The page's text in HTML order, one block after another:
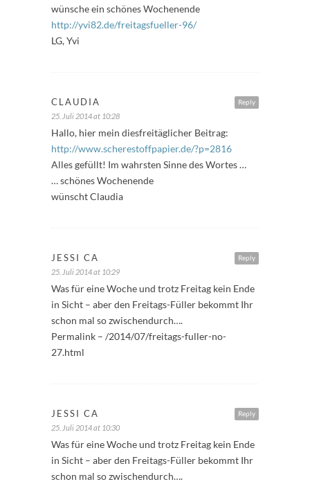
wünsche ein schönes Wochenende
http://yvi82.de/freitagsfueller-96/
LG, Yvi
Reply
CLAUDIA
25. Juli 2014 at 10:28
Hallo, hier mein diesfreitäglicher Beitrag:
http://www.scherestoffpapier.de/?p=2816
Alles gefüllt! Im wahrsten Sinne des Wortes …
… schönes Wochenende
wünscht Claudia
Reply
JESSI CA
25. Juli 2014 at 10:29
Was für eine Woche und trotz Freitag kein Ende
in Sicht – aber den Freitags-Füller bekommt Ihr
schon mal so zwischendurch….
Permalink – /2014/07/freitags-fuller-no-
27.html
Reply
JESSI CA
25. Juli 2014 at 10:30
Was für eine Woche und trotz Freitag kein Ende
in Sicht – aber den Freitags-Füller bekommt Ihr
schon mal so zwischendurch….